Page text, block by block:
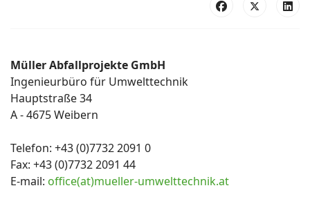
Müller Abfallprojekte GmbH
Ingenieurbüro für Umwelttechnik
Hauptstraße 34
A - 4675 Weibern
Telefon: +43 (0)7732 2091 0
Fax: +43 (0)7732 2091 44
E-mail: office(at)mueller-umwelttechnik.at